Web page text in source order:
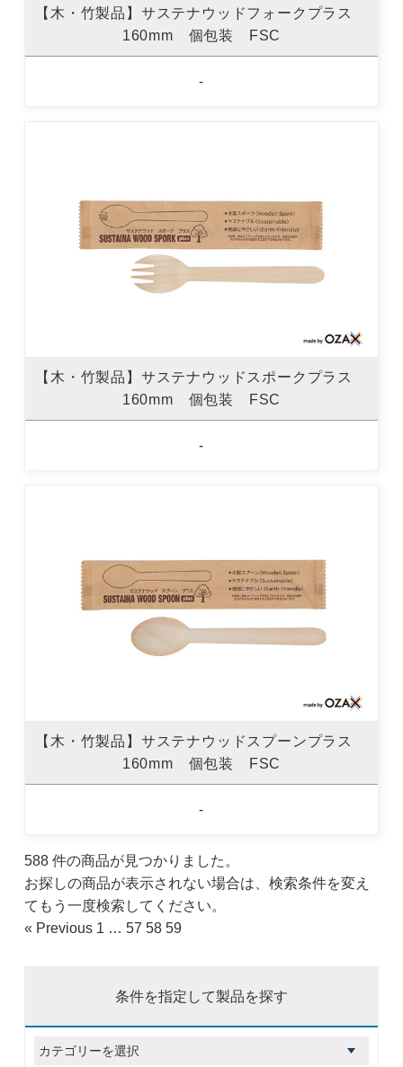
【木・竹製品】サステナウッドフォークプラス
160mm 個包装 FSC
-
【木・竹製品】サステナウッドスポークプラス
160mm 個包装 FSC
-
【木・竹製品】サステナウッドスプーンプラス
160mm 個包装 FSC
-
588 件の商品が見つかりました。
お探しの商品が表示されない場合は、検索条件を変え
てもう一度検索してください。
« Previous 1 … 57 58 59
条件を指定して製品を探す